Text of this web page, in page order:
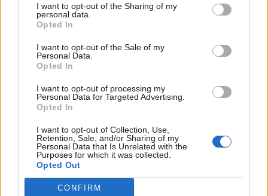
I want to opt-out of the Sharing of my
personal data.
Opted In
I want to opt-out of the Sale of my
Personal Data.
Opted In
I want to opt-out of processing my
Personal Data for Targeted Advertising.
Opted In
I want to opt-out of Collection, Use,
Retention, Sale, and/or Sharing of my
Personal Data that Is Unrelated with the
Purposes for which it was collected.
Opted Out
CONFIRM
Μακρόν: Νέες κυρώσεις κατά της Ρωσίας και...